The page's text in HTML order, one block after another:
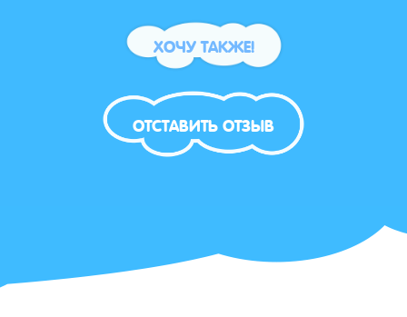
ХОЧУ ТАКЖЕ!
ОТСТАВИТЬ ОТЗЫВ